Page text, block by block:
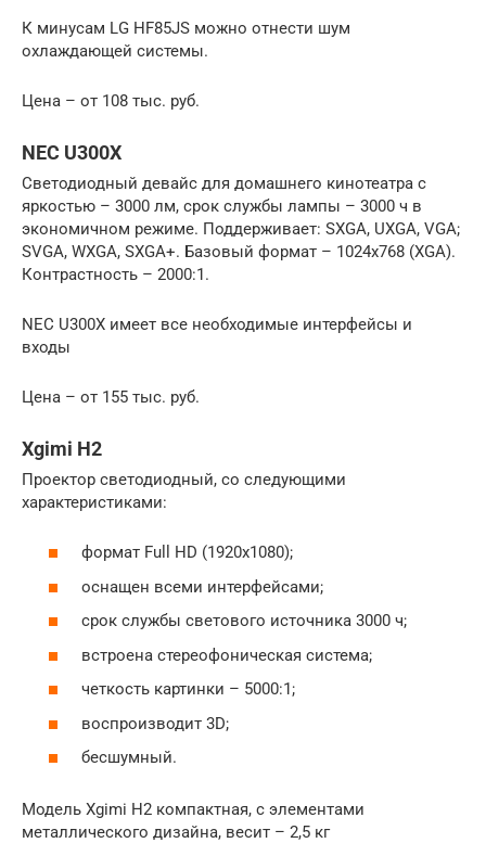
К минусам LG HF85JS можно отнести шум
охлаждающей системы.
Цена – от 108 тыс. руб.
NEC U300X
Светодиодный девайс для домашнего кинотеатра с
яркостью – 3000 лм, срок службы лампы – 3000 ч в
экономичном режиме. Поддерживает: SXGA, UXGA, VGA;
SVGA, WXGA, SXGA+. Базовый формат – 1024х768 (XGA).
Контрастность – 2000:1.
NEC U300X имеет все необходимые интерфейсы и
входы
Цена – от 155 тыс. руб.
Xgimi H2
Проектор светодиодный, со следующими
характеристиками:
формат Full HD (1920х1080);
оснащен всеми интерфейсами;
срок службы светового источника 3000 ч;
встроена стереофоническая система;
четкость картинки – 5000:1;
воспроизводит 3D;
бесшумный.
Модель Xgimi H2 компактная, с элементами
металлического дизайна, весит – 2,5 кг